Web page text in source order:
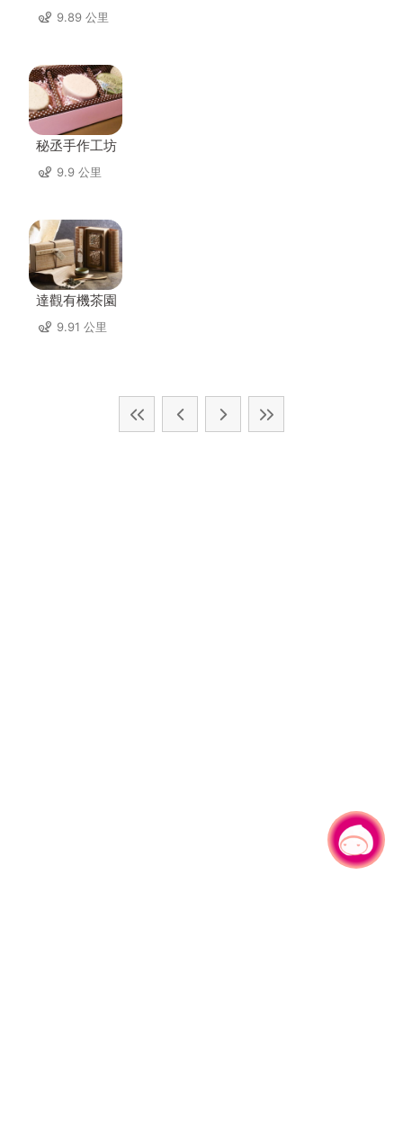
9.89 公里
秘丞手作工坊
9.9 公里
達觀有機茶園
9.91 公里